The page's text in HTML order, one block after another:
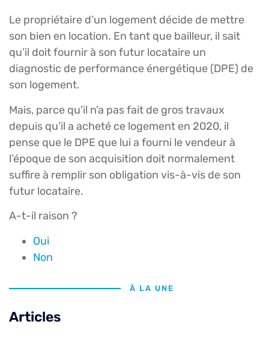
Le propriétaire d’un logement décide de mettre
son bien en location. En tant que bailleur, il sait
qu’il doit fournir à son futur locataire un
diagnostic de performance énergétique (DPE) de
son logement.
Mais, parce qu’il n’a pas fait de gros travaux
depuis qu’il a acheté ce logement en 2020, il
pense que le DPE que lui a fourni le vendeur à
l’époque de son acquisition doit normalement
suffire à remplir son obligation vis-à-vis de son
futur locataire.
A-t-il raison ?
Oui
Non
À LA UNE
Articles